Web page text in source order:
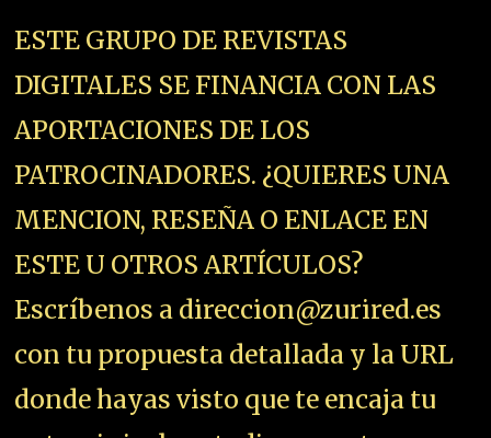
ESTE GRUPO DE REVISTAS
DIGITALES SE FINANCIA CON LAS
APORTACIONES DE LOS
PATROCINADORES. ¿QUIERES UNA
MENCION, RESEÑA O ENLACE EN
ESTE U OTROS ARTÍCULOS?
Escríbenos a direccion@zurired.es
con tu propuesta detallada y la URL
donde hayas visto que te encaja tu